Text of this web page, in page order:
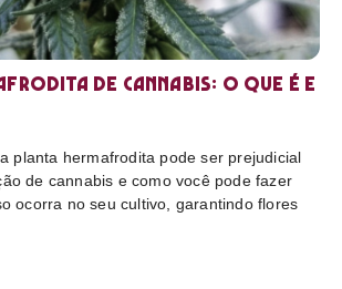
de cannabis: O que é e
planta hermafrodita pode ser prejudicial
de cannabis e como você pode fazer
ocorra no seu cultivo, garantindo flores